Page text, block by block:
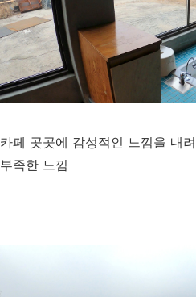
카페 곳곳에 감성적인 느낌을 내
부족한 느낌